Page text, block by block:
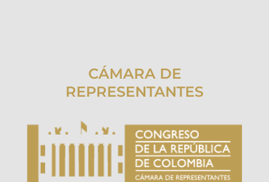
CÁMARA DE
REPRESENTANTES